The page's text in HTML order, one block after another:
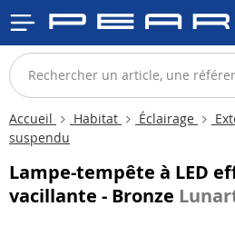
Accueil Habitat Éclairage
suspendu
Lampe-tempête à LED
vacillante - Bronze